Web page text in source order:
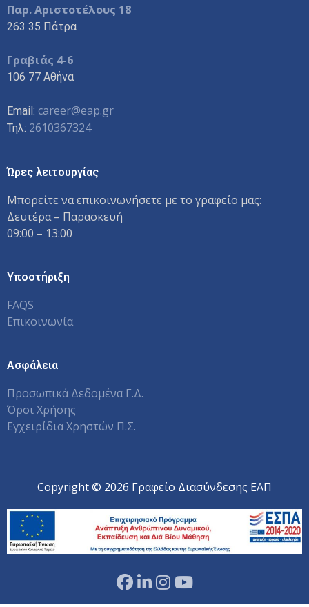
Παρ. Αριστοτέλους 18
263 35 Πάτρα
Γραβιάς 4-6
106 77 Αθήνα
Email: career@eap.gr
Τηλ: 2610367324
Ώρες λειτουργίας
Μπορείτε να επικοινωνήσετε με το γραφείο μας:
Δευτέρα – Παρασκευή
09:00 – 13:00
Υποστήριξη
FAQS
Επικοινωνία
Ασφάλεια
Προσωπικά Δεδομένα Γ.Δ.
Όροι Χρήσης
Εγχειρίδια Χρηστών Π.Σ.
Copyright © 2026 Γραφείο Διασύνδεσης ΕΑΠ